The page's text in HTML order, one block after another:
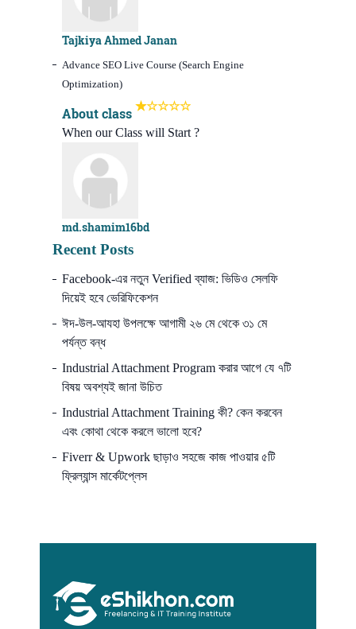
Tajkiya Ahmed Janan
Advance SEO Live Course (Search Engine
Optimization)
About class
When our Class will Start ?
md.shamim16bd
Recent Posts
Facebook-এর নতুন Verified ব্যাজ: ভিডিও সেলফি
দিয়েই হবে ভেরিফিকেশন
ঈদ-উল-আযহা উপলক্ষে আগামী ২৬ মে থেকে ৩১ মে
পর্যন্ত বন্ধ
Industrial Attachment Program করার আগে যে ৭টি
বিষয় অবশ্যই জানা উচিত
Industrial Attachment Training কী? কেন করবেন
এবং কোথা থেকে করলে ভালো হবে?
Fiverr & Upwork ছাড়াও সহজে কাজ পাওয়ার ৫টি
ফ্রিল্যান্স মার্কেটপ্লেস